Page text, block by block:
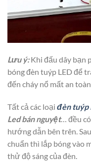
Lưu ý:Khi đấu dây bạn
bóng đèn tuýp LED để
đến cháy nổ mất an
Tất cả các loại đèn tuýp
Led bán nguyệt… đều
hướng dẫn bên trên.
chuẩn thì lắp bóng vào
thử độ sáng của đèn.